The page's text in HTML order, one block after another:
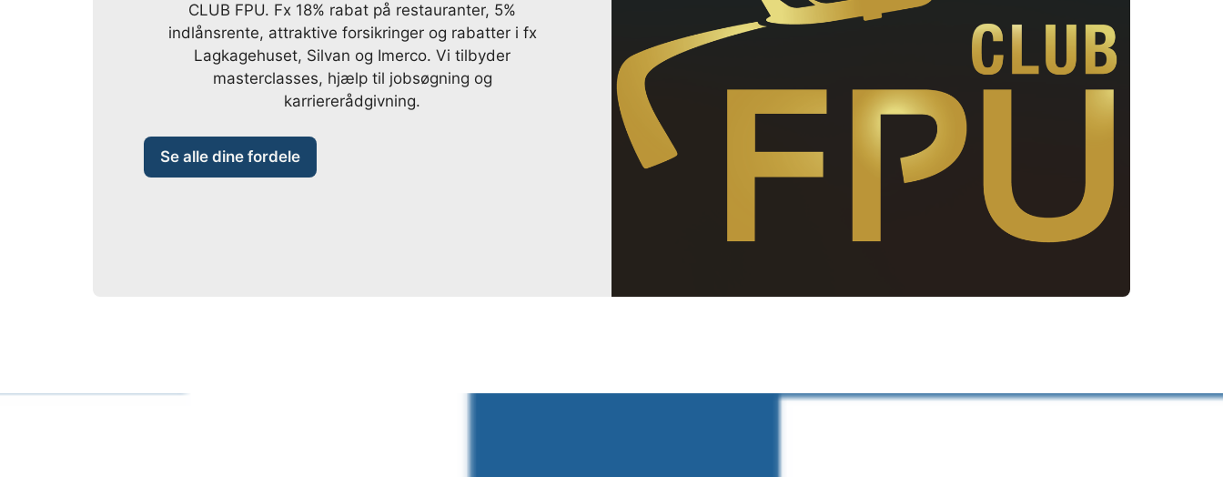
CLUB FPU. Fx 18% rabat på restauranter, 5%
indlånsrente, attraktive forsikringer og rabatter i fx
Lagkagehuset, Silvan og Imerco. Vi tilbyder
masterclasses, hjælp til jobsøgning og
karriererådgivning.
Se alle dine fordele